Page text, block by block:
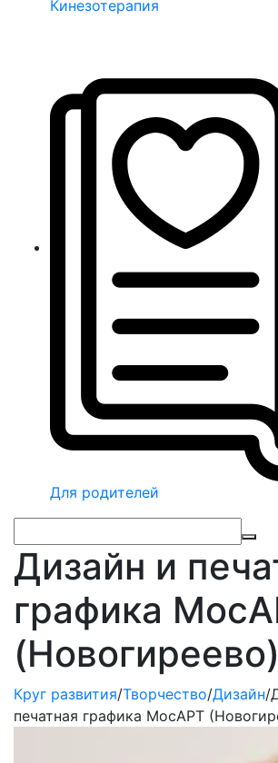
Кинезотерапия
Для родителей
Дизайн и
графика
(Новогиреево)
Круг развития/Творчество/Дизайн/
печатная графика МосАРТ